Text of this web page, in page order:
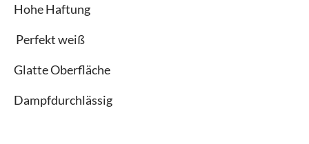
Hohe Haftung
Perfekt weiß
Glatte Oberfläche
Dampfdurchlässig